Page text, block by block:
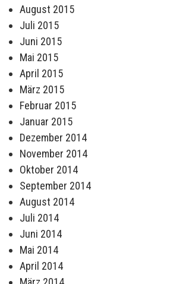
August 2015
Juli 2015
Juni 2015
Mai 2015
April 2015
März 2015
Februar 2015
Januar 2015
Dezember 2014
November 2014
Oktober 2014
September 2014
August 2014
Juli 2014
Juni 2014
Mai 2014
April 2014